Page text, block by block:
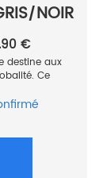
NOIR
€
destine aux
Ce